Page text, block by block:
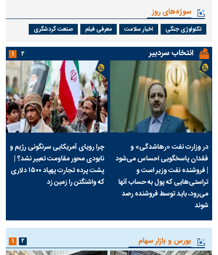
سوژه‌های روز
تکنولوژی جنگی اخبار سلامت معرفی فیلم صنعت گردشگری
انتخاب سردبیر
در وزارت نفت «رهاشدگی» و
فقدان پاسخگویی احساس می‌شود
| فروشنده نفت وزیر است و
تراستی‌هایی که پول به حساب آنها
می‌رود، باید توسط فروشنده رصد
شوند
چرا رویای آمریکایی سرنگونی رژیم و
نابودی محور مقاومت تعبیر نشد؟ |
پشت پرده تجارت پهپاد‌ ۱۵۰۰ دلاری
که واشنگتن را زمین زد
۱ ۲
بورس و بازار سهام ۱ ۲